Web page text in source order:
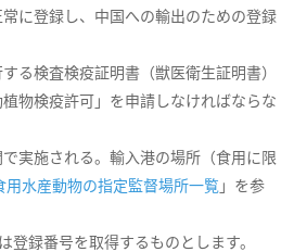
に登録し、中国への輸出のための登録
る検査検疫証明書（獣医衛生証明書）
物検疫許可」を申請しなければならな
実施される。輸入港の場所（食用に限
用水産動物の指定監督場所一覧 」を参
登録番号を取得するものとします。